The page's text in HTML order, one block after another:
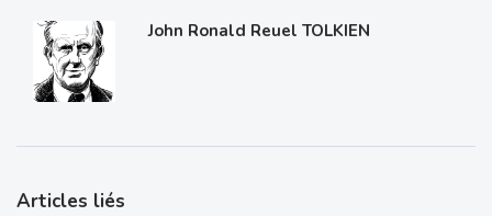
John Ronald Reuel TOLKIEN
Articles liés